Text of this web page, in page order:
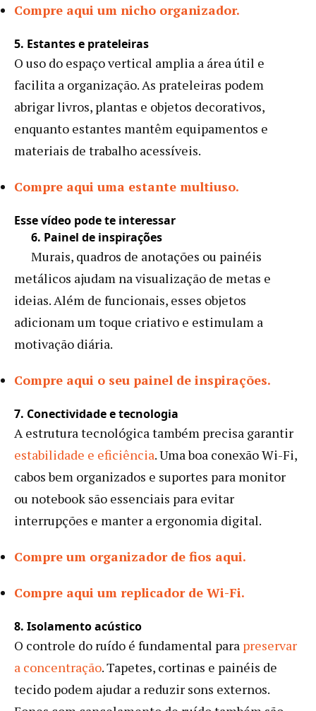
Compre aqui um nicho organizador.
5. Estantes e prateleiras
O uso do espaço vertical amplia a área útil e
facilita a organização. As prateleiras podem
abrigar livros, plantas e objetos decorativos,
enquanto estantes mantêm equipamentos e
materiais de trabalho acessíveis.
Compre aqui uma estante multiuso.
Esse vídeo pode te interessar
6. Painel de inspirações
Murais, quadros de anotações ou painéis
metálicos ajudam na visualização de metas e
ideias. Além de funcionais, esses objetos
adicionam um toque criativo e estimulam a
motivação diária.
Compre aqui o seu painel de inspirações.
7. Conectividade e tecnologia
A estrutura tecnológica também precisa garantir
estabilidade e eficiência. Uma boa conexão Wi-Fi,
cabos bem organizados e suportes para monitor
ou notebook são essenciais para evitar
interrupções e manter a ergonomia digital.
Compre um organizador de fios aqui.
Compre aqui um replicador de Wi-Fi.
8. Isolamento acústico
O controle do ruído é fundamental para preservar
a concentração. Tapetes, cortinas e painéis de
tecido podem ajudar a reduzir sons externos.